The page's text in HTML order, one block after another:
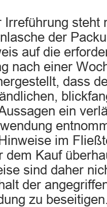
Irreführung steht
der
auf die
nach einer
dass
ein
im
dem Kauf
sind daher
der
zu